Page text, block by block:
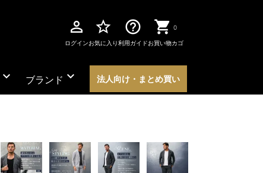
perm_identity
ログイン
star_border
お気に入り
help_outline
利用ガイド
0
お買い物カゴ
expand_more ブランド expand_more 法人向け・まとめ買い